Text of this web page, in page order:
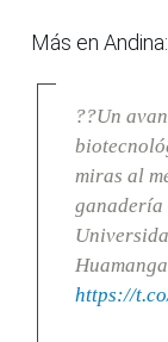
Más en Andina:
??Un
miras al
ganadería
https://